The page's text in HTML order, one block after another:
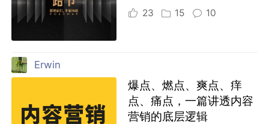
23 15 10
Erwin
爆点、燃点、爽点、痒
点、痛点，一篇讲透内容
营销的底层逻辑